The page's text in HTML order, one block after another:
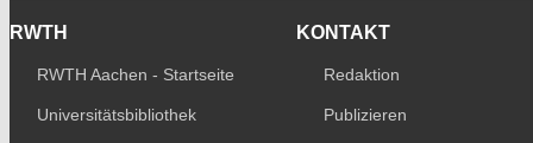
RWTH
RWTH Aachen - Startseite
Universitätsbibliothek
KONTAKT
Redaktion
Publizieren